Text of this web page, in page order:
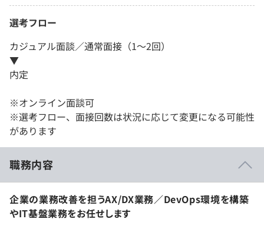
選考フロー
カジュアル面談／通常面接（1～2回）
▼
内定
※オンライン面談可
※選考フロー、面接回数は状況に応じて変更になる可能性
があります
職務内容
企業の業務改善を担うAX/DX業務／DevOps環境を構築
やIT基盤業務をお任せします